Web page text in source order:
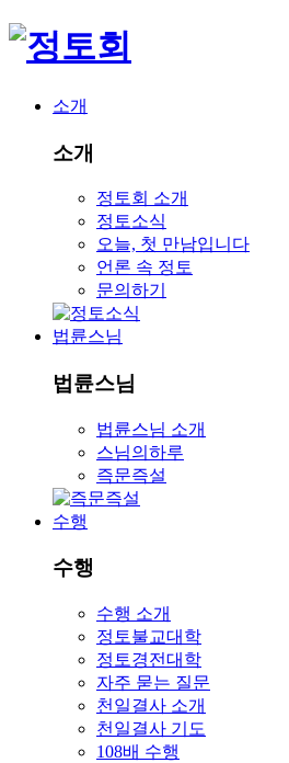
소개
소개
정토회 소개
정토소식
오늘, 첫 만남입니다
언론 속 정토
문의하기
법륜스님
법륜스님
법륜스님 소개
스님의하루
즉문즉설
수행
수행
수행 소개
정토불교대학
정토경전대학
자주 묻는 질문
천일결사 소개
천일결사 기도
108배 수행